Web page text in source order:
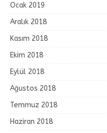
Ocak 2019
Aralık 2018
Kasım 2018
Ekim 2018
Eylül 2018
Ağustos 2018
Temmuz 2018
Haziran 2018